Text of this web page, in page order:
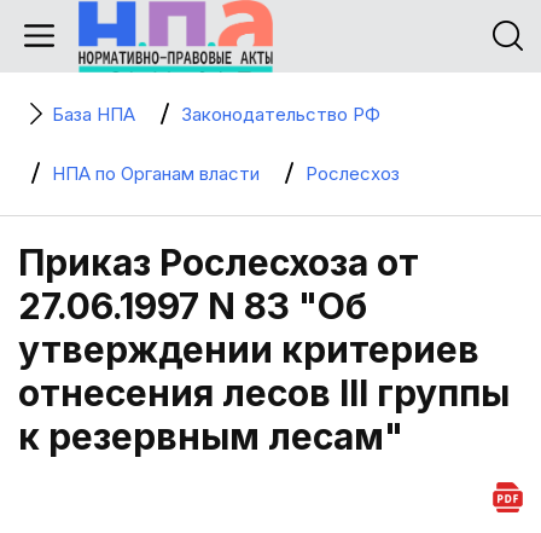
База НПА Законодательство РФ
НПА по Органам власти Рослесхоз
Приказ Рослесхоза от
27.06.1997 N 83 "Об
утверждении критериев
отнесения лесов III группы
к резервным лесам"